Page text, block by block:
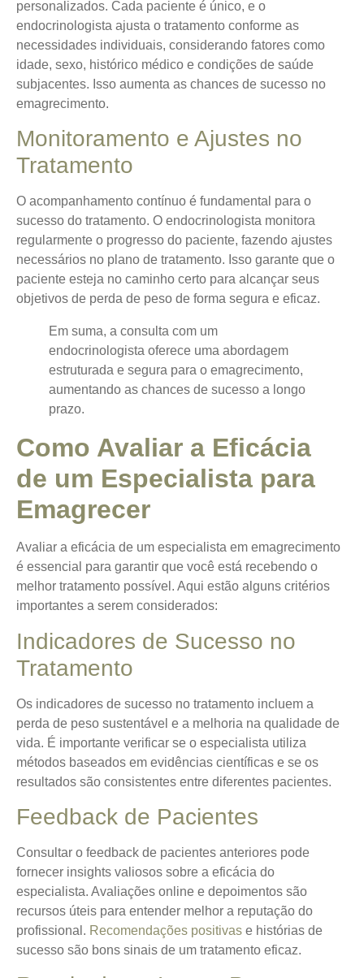
personalizados. Cada paciente é único, e o
endocrinologista ajusta o tratamento conforme as
necessidades individuais, considerando fatores como
idade, sexo, histórico médico e condições de saúde
subjacentes. Isso aumenta as chances de sucesso no
emagrecimento.
Monitoramento e Ajustes no
Tratamento
O acompanhamento contínuo é fundamental para o
sucesso do tratamento. O endocrinologista monitora
regularmente o progresso do paciente, fazendo ajustes
necessários no plano de tratamento. Isso garante que o
paciente esteja no caminho certo para alcançar seus
objetivos de perda de peso de forma segura e eficaz.
Em suma, a consulta com um
endocrinologista oferece uma abordagem
estruturada e segura para o emagrecimento,
aumentando as chances de sucesso a longo
prazo.
Como Avaliar a Eficácia
de um Especialista para
Emagrecer
Avaliar a eficácia de um especialista em emagrecimento
é essencial para garantir que você está recebendo o
melhor tratamento possível. Aqui estão alguns critérios
importantes a serem considerados:
Indicadores de Sucesso no
Tratamento
Os indicadores de sucesso no tratamento incluem a
perda de peso sustentável e a melhoria na qualidade de
vida. É importante verificar se o especialista utiliza
métodos baseados em evidências científicas e se os
resultados são consistentes entre diferentes pacientes.
Feedback de Pacientes
Consultar o feedback de pacientes anteriores pode
fornecer insights valiosos sobre a eficácia do
especialista. Avaliações online e depoimentos são
recursos úteis para entender melhor a reputação do
profissional. Recomendações positivas e histórias de
sucesso são bons sinais de um tratamento eficaz.